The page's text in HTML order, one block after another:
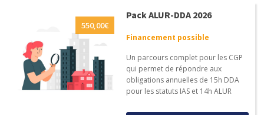
550,00€
Pack ALUR-DDA 2026
Financement possible
Un parcours complet pour les CGP
qui permet de répondre aux
obligations annuelles de 15h DDA
pour les statuts IAS et 14h ALUR